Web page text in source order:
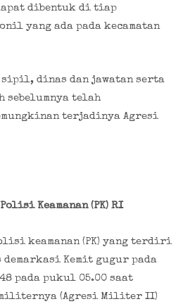
dapat dibentuk di tiap
yang ada pada kecamatan
dinas dan jawatan serta
sebelumnya telah
terjadinya Agresi
Keamanan (PK) RI
keamanan (PK) yang terdiri
Kemit gugur pada
pada pukul 05.00 saat
militernya (Agresi Militer II)